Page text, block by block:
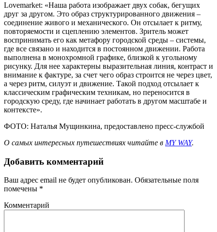
Lovemarket: «Наша работа изображает двух собак, бегущих
друг за другом. Это образ структурированного движения –
соединение живого и механического. Он отсылает к ритму,
повторяемости и сцеплению элементов. Зритель может
воспринимать его как метафору городской среды – системы,
где все связано и находится в постоянном движении. Работа
выполнена в монохромной графике, близкой к угольному
рисунку. Для нее характерны выразительная линия, контраст и
внимание к фактуре, за счет чего образ строится не через цвет,
а через ритм, силуэт и движение. Такой подход отсылает к
классическим графическим техникам, но переносится в
городскую среду, где начинает работать в другом масштабе и
контексте».
ФОТО: Наталья Мущинкина, предоставлено пресс-службой
О самых интересных путешествиях читайте в MY WAY.
Добавить комментарий
Ваш адрес email не будет опубликован. Обязательные поля
помечены *
Комментарий